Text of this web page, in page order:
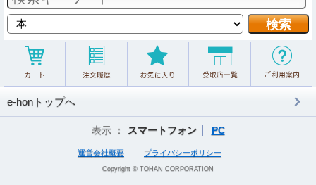
e-honトップへ
表示 ： スマートフォン PC
運営会社概要 プライバシーポリシー
Copyright © TOHAN CORPORATION